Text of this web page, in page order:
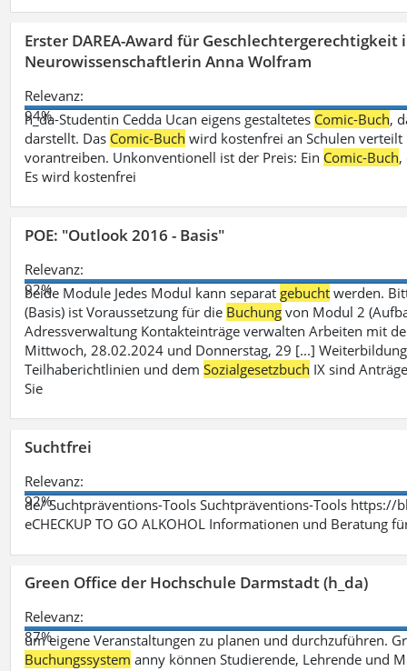
Erster DAREA-Award für
Neurowissenschaftlerin Anna Wolfram
Relevanz:
94%
h_da-Studentin Cedda Ucan eigens gestaltetes Comic-Buch,
darstellt. Das Comic-Buch wird kostenfrei an Schulen
vorantreiben. Unkonventionell ist der Preis: Ein Comic-Buch,
Es wird kostenfrei
POE: "Outlook 2016 - Basis"
Relevanz:
92%
beide Module Jedes Modul kann separat gebucht werden.
(Basis) ist Voraussetzung für die Buchung von Modul 2
Adressverwaltung Kontakteinträge verwalten Arbeiten mit
Mittwoch, 28.02.2024 und Donnerstag, 29 [...]
Teilhaberichtlinien und demSozialgesetzbuch IX sind
Sie
Suchtfrei
Relevanz:
92%
de/ Suchtpräventions-Tools Suchtpräventions-Tools
eCHECKUP TO GO ALKOHOL Informationen und Beratung
Green Office der Hochschule Darmstadt (h_da)
Relevanz:
87%
um eigene Veranstaltungen zu planen und durchzuführen.
Buchungssystem anny können Studierende, Lehrende und